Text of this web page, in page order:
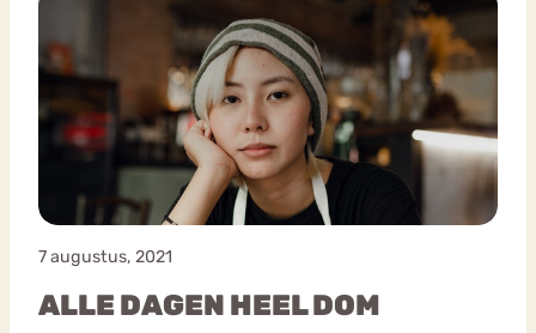
7 augustus, 2021
ALLE DAGEN HEEL DOM